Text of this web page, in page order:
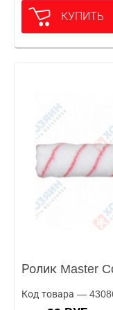
КУПИТЬ
Ролик Master
Код товара —